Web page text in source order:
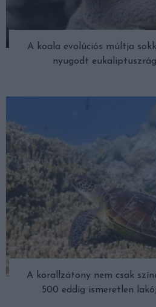
A koala evolúciós múltja
nyugodt
A korallzátony nem csak
500 eddig ismeretlen